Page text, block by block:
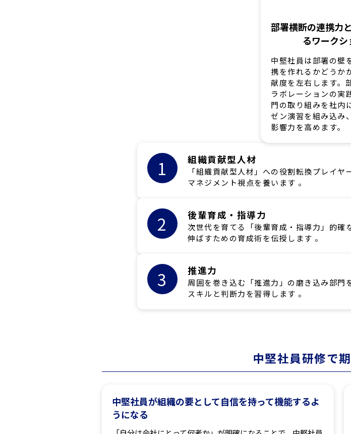
部署横断の連携力
るワークシ
中堅社員は部署の壁
携を作れるかどうか
献度を左右します。
ラボレーションの実
門の取り組みを社内
ゼン演習を組み込み
影響力を高めます。
1 組織貢献型人材
「組織貢献型人材」への役割転換プレイ
マネジメント視点を養います 。
2 後輩育成・指導力
次世代を育てる「後輩育成・指導力」的確
伸ばすための育成術を伝授します 。
3 推進力
周囲を巻き込む「推進力」の磨き込み部門
スキルと判断力を習得します 。
中堅社員研修で
中堅社員が組織の要として自信を持って機能するよ
うになる